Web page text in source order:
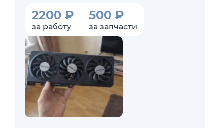
2200 ₽
за работу
500 ₽
за запчасти